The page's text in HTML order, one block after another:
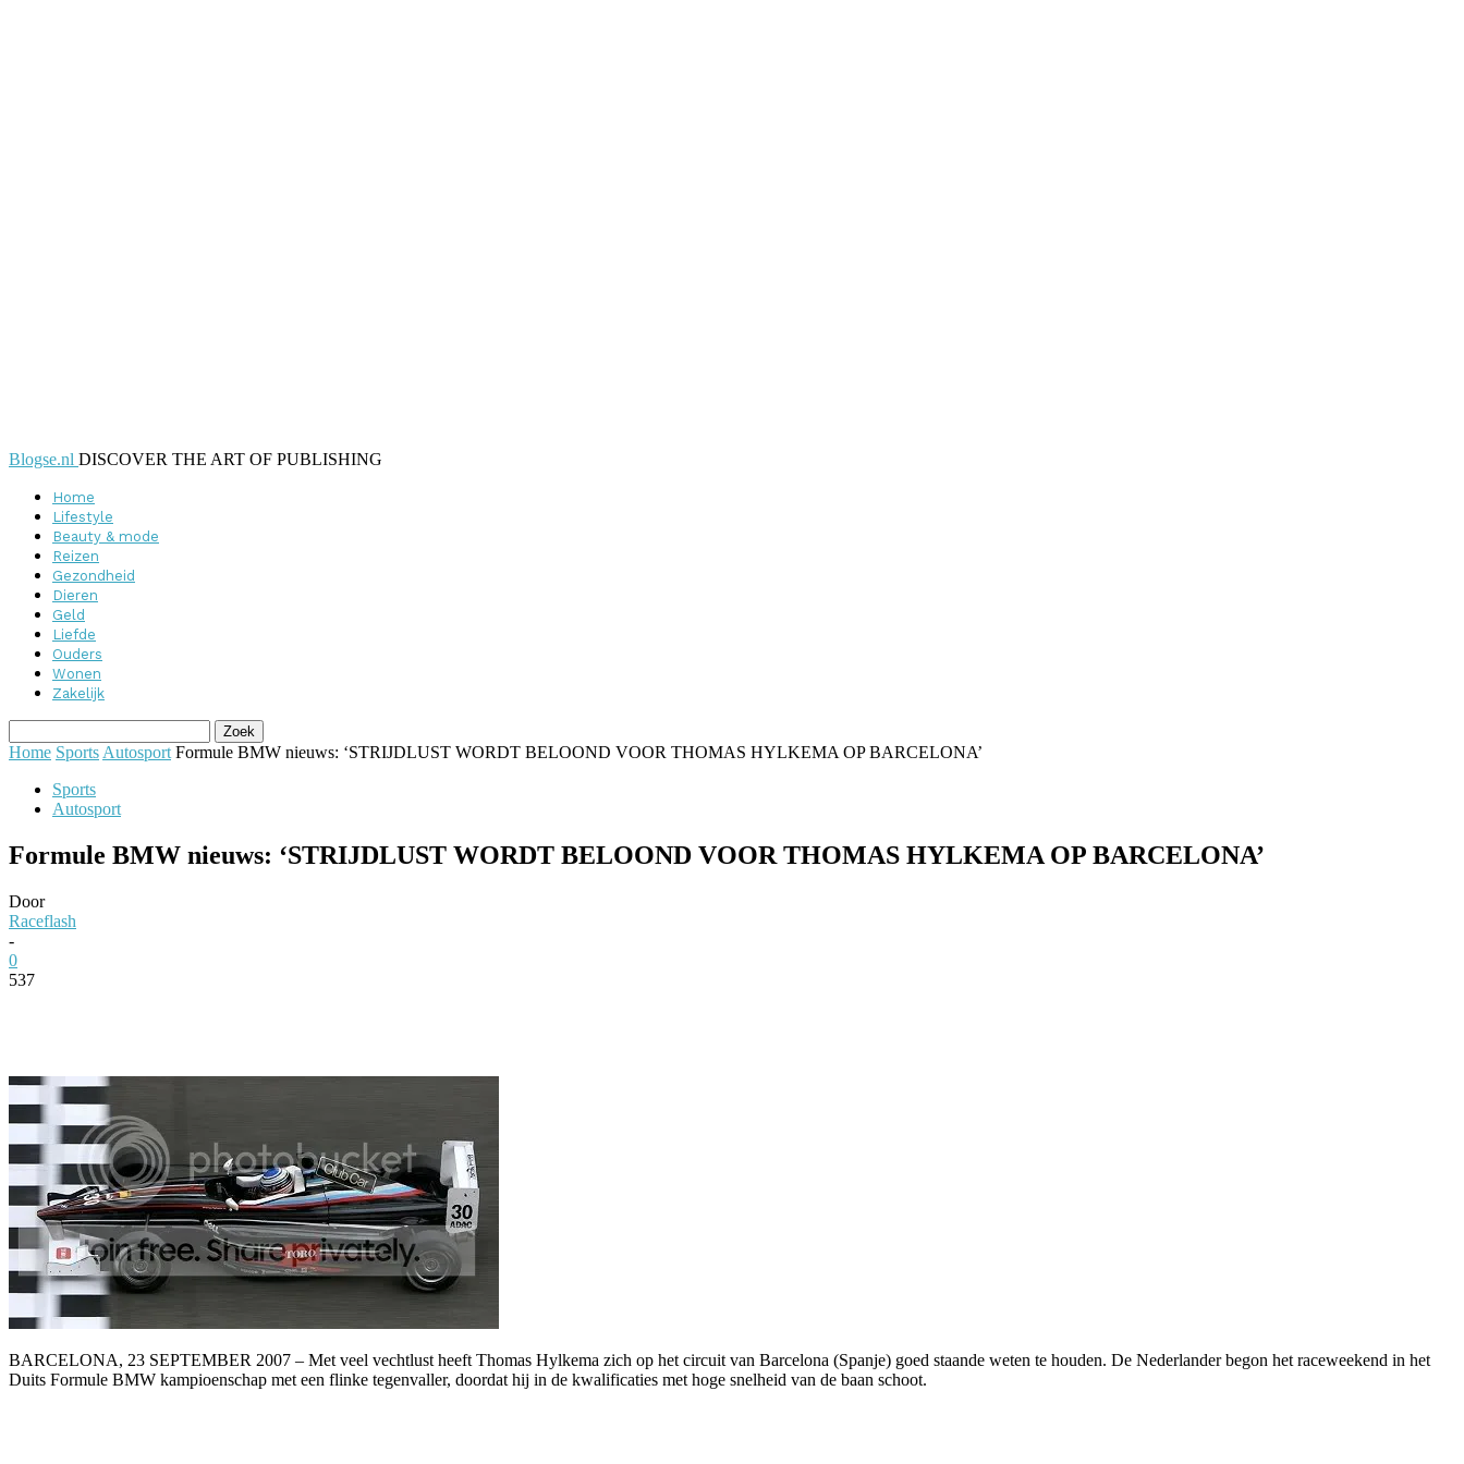
Blogse.nl DISCOVER THE ART OF PUBLISHING
Home
Lifestyle
Beauty & mode
Reizen
Gezondheid
Dieren
Geld
Liefde
Ouders
Wonen
Zakelijk
Home Sports Autosport Formule BMW nieuws: ‘STRIJDLUST WORDT BELOOND VOOR THOMAS HYLKEMA OP BARCELONA’
Sports
Autosport
Formule BMW nieuws: ‘STRIJDLUST WORDT BELOOND VOOR THOMAS HYLKEMA OP BARCELONA’
Door
Raceflash
-
0
537
BARCELONA, 23 SEPTEMBER 2007 – Met veel vechtlust heeft Thomas Hylkema zich op het circuit van Barcelona (Spanje) goed staande weten te houden. De Nederlander begon het raceweekend in het
Duits Formule BMW kampioenschap met een flinke tegenvaller, doordat hij in de kwalificaties met hoge snelheid van de baan schoot.